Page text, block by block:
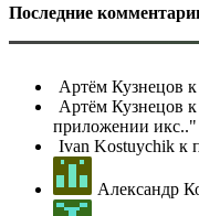
Последние
Артём Кузнецов к
Артём Кузнецов к
приложении икс.."
Ivan Kostuychik к
Александр